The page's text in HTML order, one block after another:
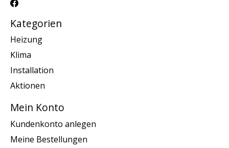
Kategorien
Heizung
Klima
Installation
Aktionen
Mein Konto
Kundenkonto anlegen
Meine Bestellungen